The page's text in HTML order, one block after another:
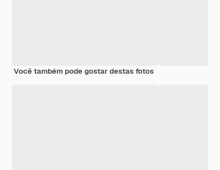
Você também pode gostar destas fotos